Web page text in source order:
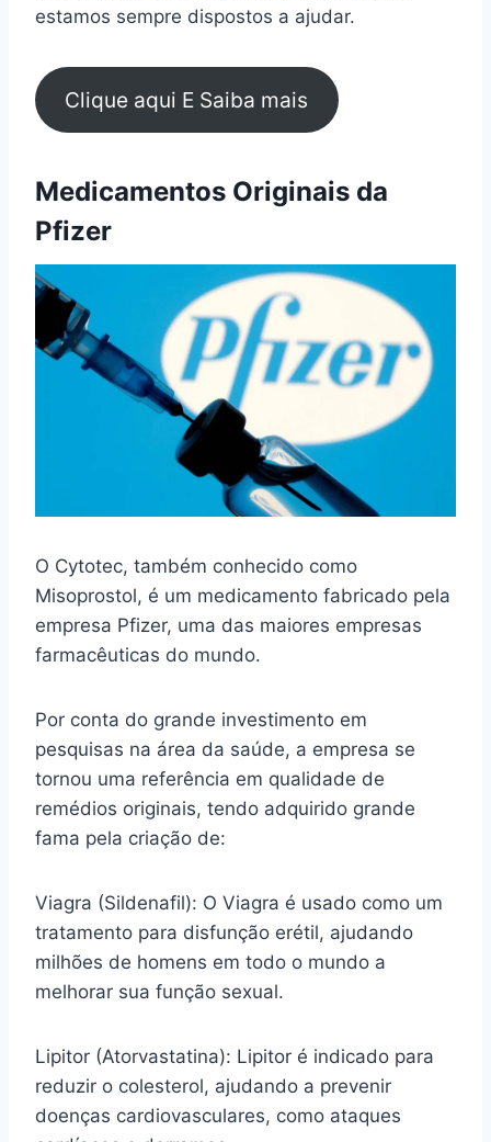
estamos sempre dispostos a ajudar.
Clique aqui E Saiba mais
Medicamentos Originais da
Pfizer
O Cytotec, também conhecido como
Misoprostol, é um medicamento fabricado pela
empresa Pfizer, uma das maiores empresas
farmacêuticas do mundo.
Por conta do grande investimento em
pesquisas na área da saúde, a empresa se
tornou uma referência em qualidade de
remédios originais, tendo adquirido grande
fama pela criação de:
Viagra (Sildenafil): O Viagra é usado como um
tratamento para disfunção erétil, ajudando
milhões de homens em todo o mundo a
melhorar sua função sexual.
Lipitor (Atorvastatina): Lipitor é indicado para
reduzir o colesterol, ajudando a prevenir
doenças cardiovasculares, como ataques